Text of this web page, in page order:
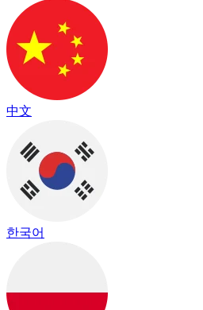
中文
한국어